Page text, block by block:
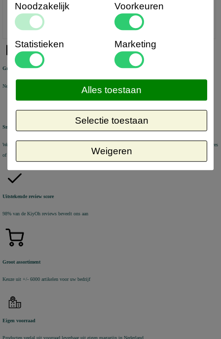
Houten prijskaartraam Houten stoepborden
Gratis verzending
Nederland vanaf € 50 excl. btw België vanaf € 80 excl. btw Duitsland vanaf € 80 excl. btw
Snel geleverd
We verzenden voorraad artikelen binnen 1-2 werkdagen met DHL Parcel of DHL for You. Aflevering op adres
of DHL Service Point
Uitstekende review score
98% van de KiyOh reviews beveelt ons aan
Groot assortiment
Keuze uit +/- 6000 artikelen voor uw bedrijf
Eigen voorraad
Producten veelal uit voorraad leverbaar uit eigen magazijn in Nederland
Noodzakelijk Voorkeuren
Statistieken Marketing
Weigeren
Selectie toestaan
Alles toestaan